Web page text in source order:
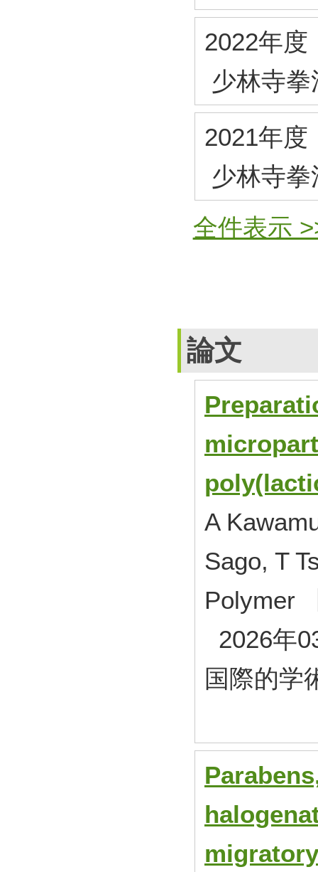
2022年度
少林寺
2021年度
少林寺
全件表示
論文
A
Sago, T
Polymer
2026年
国際的学